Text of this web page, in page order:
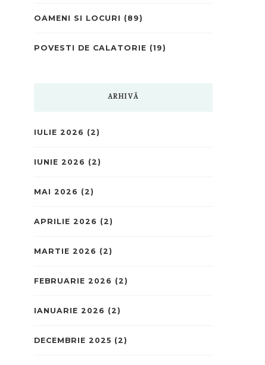
OAMENI SI LOCURI (89)
POVESTI DE CALATORIE (19)
ARHIVĂ
IULIE 2026 (2)
IUNIE 2026 (2)
MAI 2026 (2)
APRILIE 2026 (2)
MARTIE 2026 (2)
FEBRUARIE 2026 (2)
IANUARIE 2026 (2)
DECEMBRIE 2025 (2)